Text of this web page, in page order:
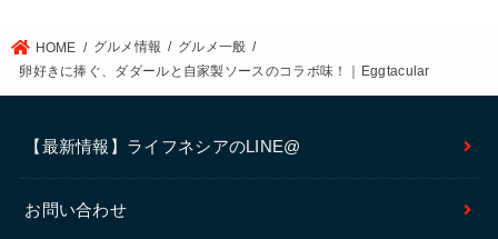
HOME グルメ情報
グルメ一般
卵好きに捧ぐ、ダダールと自家製ソースのコラボ味！｜Eggtacular
【最新情報】ライフネシアのLINE@
お問い合わせ